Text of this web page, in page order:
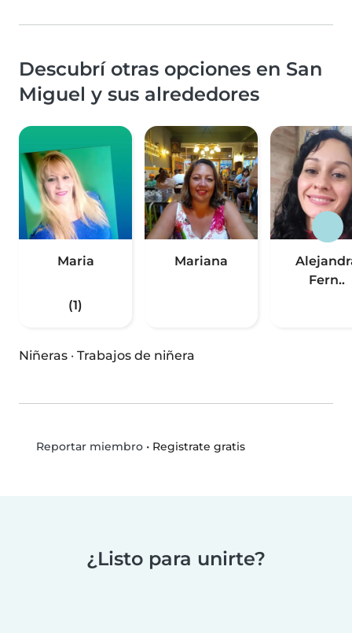
Descubrí otras opciones en San
Miguel y sus alrededores
Maria
(1)
Mariana
Fern..
Niñeras · Trabajos de niñera
Reportar miembro• Registrate gratis
¿Listo para unirte?